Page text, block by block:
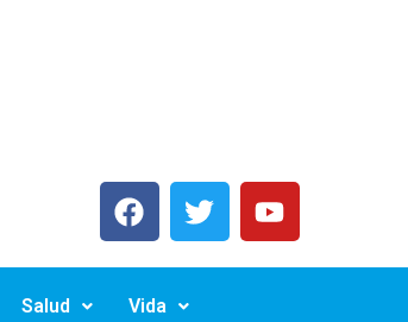
Salud Vida